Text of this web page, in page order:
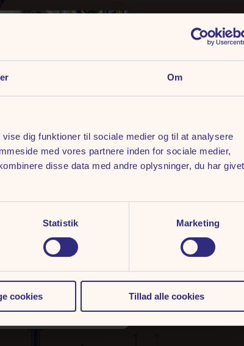
Om
dig funktioner til sociale medier og til at analysere
med vores partnere inden for sociale medier,
disse data med andre oplysninger, du har givet
Statistik Marketing
cookies Tillad alle cookies
Frihedens
Giv mig
Ved tilmelding giver du tilladelse
os umage, ellers kan du altid
vorespersondatapolitik.
billet får du entré,
i én pakke. Slip for
dagen fuldt ud!
køb her